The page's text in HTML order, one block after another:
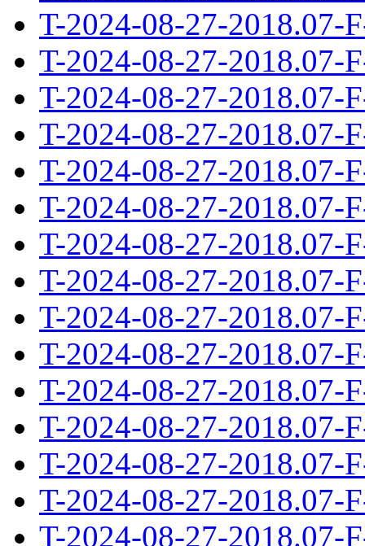
T-2024-08-27-2018.07-
T-2024-08-27-2018.07-
T-2024-08-27-2018.07-
T-2024-08-27-2018.07-
T-2024-08-27-2018.07-
T-2024-08-27-2018.07-
T-2024-08-27-2018.07-
T-2024-08-27-2018.07-
T-2024-08-27-2018.07-
T-2024-08-27-2018.07-
T-2024-08-27-2018.07-
T-2024-08-27-2018.07-
T-2024-08-27-2018.07-
T-2024-08-27-2018.07-
T-2024-08-27-2018.07-